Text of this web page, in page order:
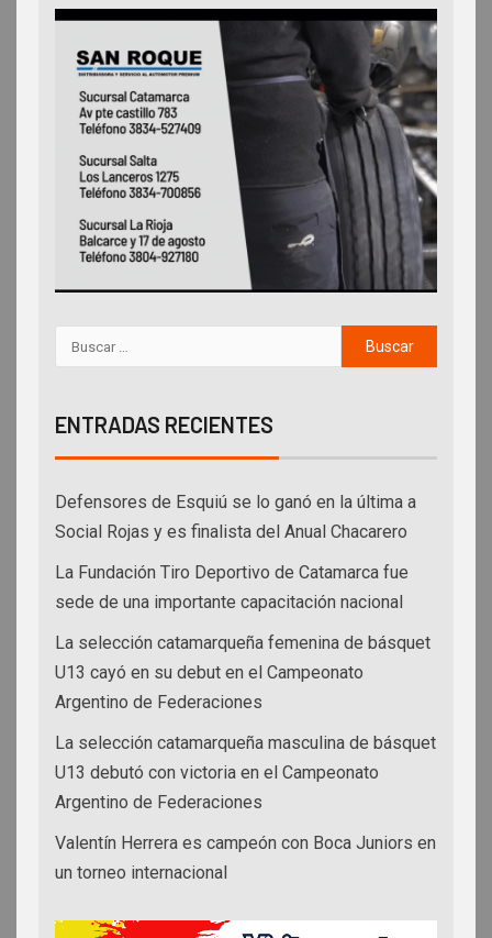
ENTRADAS RECIENTES
Defensores de Esquiú se lo ganó en la última a
Social Rojas y es finalista del Anual Chacarero
La Fundación Tiro Deportivo de Catamarca fue
sede de una importante capacitación nacional
La selección catamarqueña femenina de básquet
U13 cayó en su debut en el Campeonato
Argentino de Federaciones
La selección catamarqueña masculina de básquet
U13 debutó con victoria en el Campeonato
Argentino de Federaciones
Valentín Herrera es campeón con Boca Juniors en
un torneo internacional